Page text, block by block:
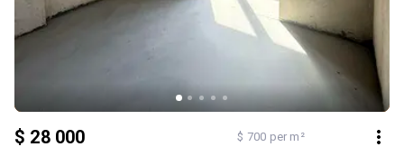
$ 28 000 $ 700 per m²